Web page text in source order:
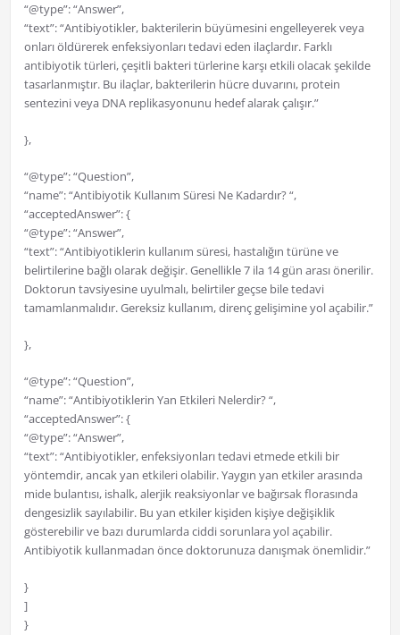
“@type”: “Answer”,
“text”: “Antibiyotikler, bakterilerin büyümesini engelleyerek veya
onları öldürerek enfeksiyonları tedavi eden ilaçlardır. Farklı
antibiyotik türleri, çeşitli bakteri türlerine karşı etkili olacak şekilde
tasarlanmıştır. Bu ilaçlar, bakterilerin hücre duvarını, protein
sentezini veya DNA replikasyonunu hedef alarak çalışır.”
},
“@type”: “Question”,
“name”: “Antibiyotik Kullanım Süresi Ne Kadardır? “,
“acceptedAnswer”: {
“@type”: “Answer”,
“text”: “Antibiyotiklerin kullanım süresi, hastalığın türüne ve
belirtilerine bağlı olarak değişir. Genellikle 7 ila 14 gün arası önerilir.
Doktorun tavsiyesine uyulmalı, belirtiler geçse bile tedavi
tamamlanmalıdır. Gereksiz kullanım, direnç gelişimine yol açabilir.”
},
“@type”: “Question”,
“name”: “Antibiyotiklerin Yan Etkileri Nelerdir? “,
“acceptedAnswer”: {
“@type”: “Answer”,
“text”: “Antibiyotikler, enfeksiyonları tedavi etmede etkili bir
yöntemdir, ancak yan etkileri olabilir. Yaygın yan etkiler arasında
mide bulantısı, ishalk, alerjik reaksiyonlar ve bağırsak florasında
dengesizlik sayılabilir. Bu yan etkiler kişiden kişiye değişiklik
gösterebilir ve bazı durumlarda ciddi sorunlara yol açabilir.
Antibiyotik kullanmadan önce doktorunuza danışmak önemlidir.”
}
]
}